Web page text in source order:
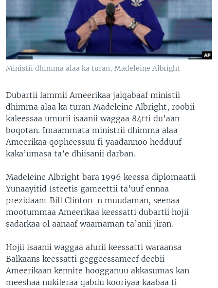
Ministii dhimma alaa ka turan, Madeleine Albright
Dubartii lammii Ameerikaa jalqabaaf ministii
dhimma alaa ka turan Madeleine Albright, roobii
kaleessaa umurii isaanii waggaa 84tti du’aan
boqotan. Imaammata ministrii dhimma alaa
Ameerikaa qopheessuu fi yaadannoo hedduuf
kaka’umasa ta’e dhiisanii darban.
Madeleine Albright bara 1996 keessa diplomaatii
Yunaayitid Isteetis gameettii ta’uuf ennaa
prezidaant Bill Clinton-n muudaman, seenaa
mootummaa Ameerikaa keessatti dubartii hojii
sadarkaa ol aanaaf waamaman ta’anii jiran.
Hojii isaanii waggaa afurii keessatti waraansa
Balkaans keessatti geggeessameef deebii
Ameerikaan kennite hoogganuu akkasumas kan
meeshaa nukileraa qabdu kooriyaa kaabaa fi